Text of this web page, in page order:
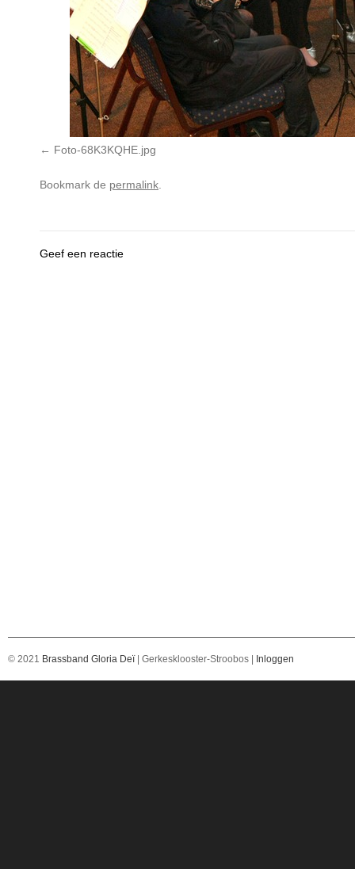
Foto-68K3KQHE.jpg
Bookmark de permalink
Geef een reactie
© 2021 Brassband Gloria Deï | Gerkesklooster-Stroobos | Inloggen